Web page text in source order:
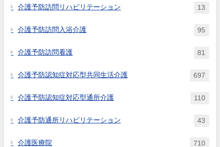
介護予防訪問リハビリテーション 13
介護予防訪問入浴介護 95
介護予防訪問看護 81
介護予防認知症対応型共同生活介護 697
介護予防認知症対応型通所介護 110
介護予防通所リハビリテーション 43
介護医療院 710